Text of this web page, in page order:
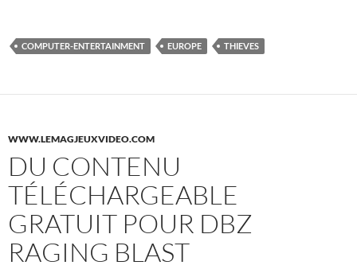
COMPUTER-ENTERTAINMENT EUROPE THIEVES
WWW.LEMAGJEUXVIDEO.COM
DU CONTENU
TÉLÉCHARGEABLE
GRATUIT POUR DBZ
RAGING BLAST